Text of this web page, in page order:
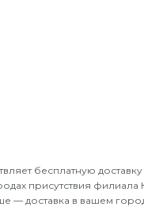
бесплатную доставку
присутствия филиала
— доставка в вашем